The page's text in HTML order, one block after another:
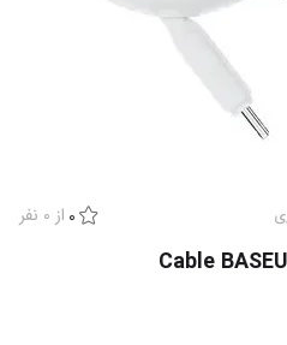
0 از 0 نفر
Cable